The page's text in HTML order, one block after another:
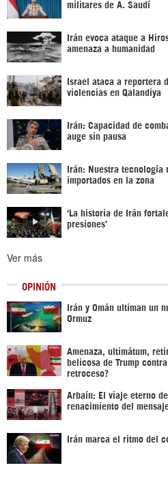
militares de A. Saudí
Irán evoca ataque a
amenaza a humanidad
Israel ataca a reportera
violencias en Qalandiya
Irán: Capacidad de
auge sin pausa
Irán: Nuestra tecnología
importados en la zona
‘La historia de Irán
presiones’
Ver más
OPINIÓN
Irán y Omán ultiman un
Ormuz
Amenaza, ultimátum,
belicosa de Trump
retroceso?
Arbaín: El viaje eterno
renacimiento del
Irán marca el ritmo del